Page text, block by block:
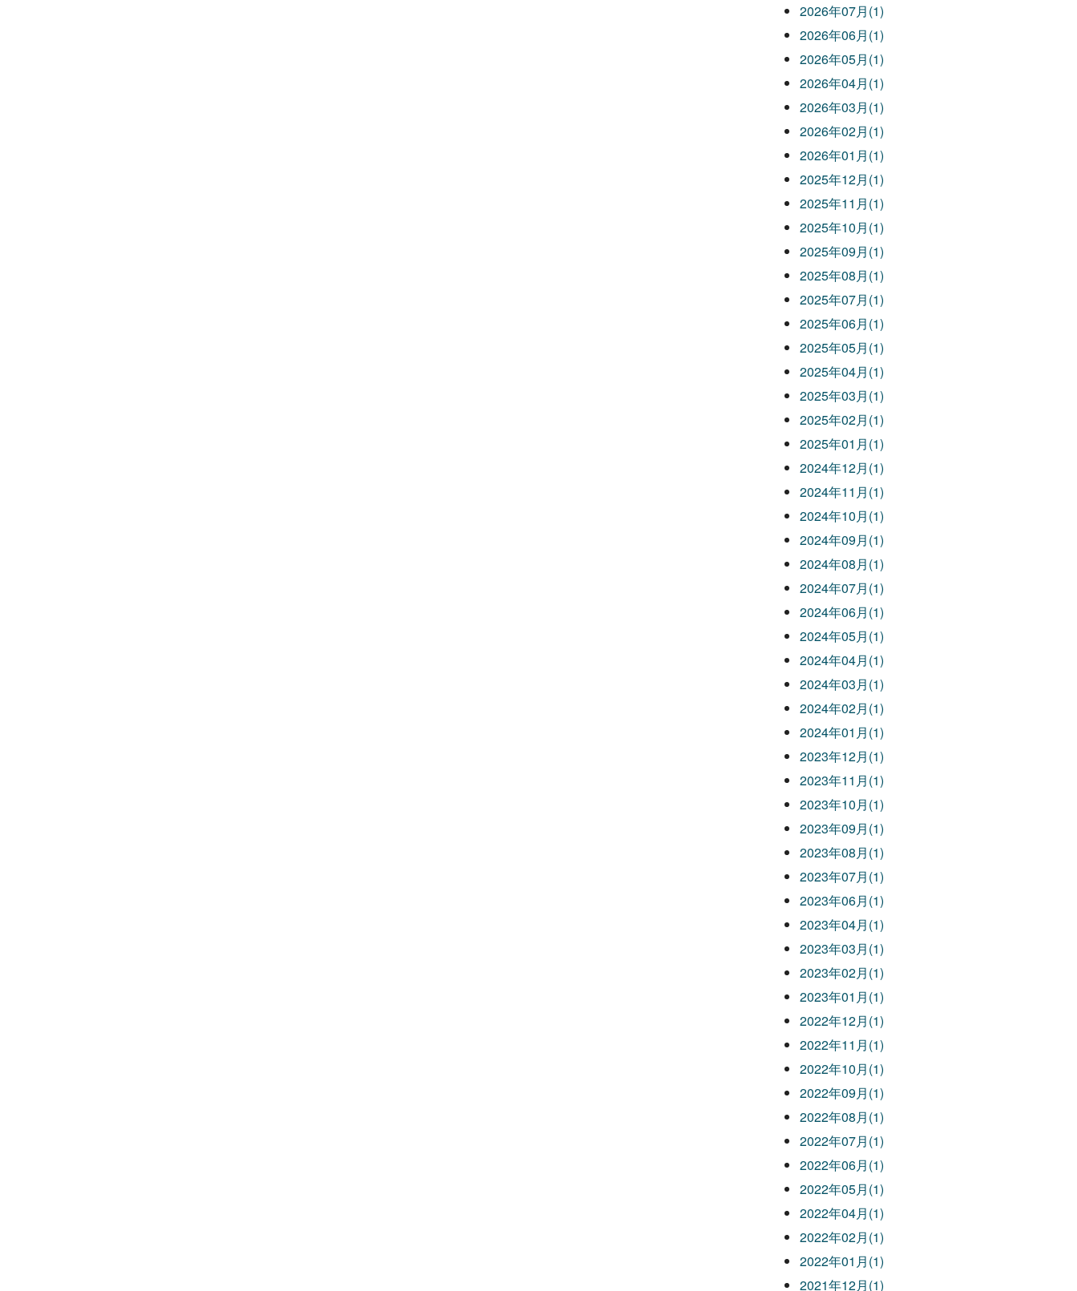
2026年07月(1)
2026年06月(1)
2026年05月(1)
2026年04月(1)
2026年03月(1)
2026年02月(1)
2026年01月(1)
2025年12月(1)
2025年11月(1)
2025年10月(1)
2025年09月(1)
2025年08月(1)
2025年07月(1)
2025年06月(1)
2025年05月(1)
2025年04月(1)
2025年03月(1)
2025年02月(1)
2025年01月(1)
2024年12月(1)
2024年11月(1)
2024年10月(1)
2024年09月(1)
2024年08月(1)
2024年07月(1)
2024年06月(1)
2024年05月(1)
2024年04月(1)
2024年03月(1)
2024年02月(1)
2024年01月(1)
2023年12月(1)
2023年11月(1)
2023年10月(1)
2023年09月(1)
2023年08月(1)
2023年07月(1)
2023年06月(1)
2023年04月(1)
2023年03月(1)
2023年02月(1)
2023年01月(1)
2022年12月(1)
2022年11月(1)
2022年10月(1)
2022年09月(1)
2022年08月(1)
2022年07月(1)
2022年06月(1)
2022年05月(1)
2022年04月(1)
2022年02月(1)
2022年01月(1)
2021年12月(1)